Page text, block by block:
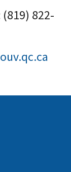
(819) 822-